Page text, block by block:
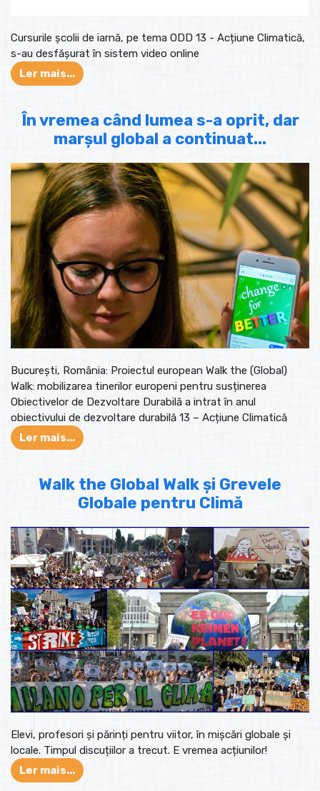
Cursurile școlii de iarnă, pe tema ODD 13 - Acțiune Climatică,
s-au desfășurat în sistem video online
Ler mais...
În vremea când lumea s-a oprit, dar
marșul global a continuat...
București, România: Proiectul european Walk the (Global)
Walk: mobilizarea tinerilor europeni pentru susținerea
Obiectivelor de Dezvoltare Durabilă a intrat în anul
obiectivului de dezvoltare durabilă 13 – Acțiune Climatică
Ler mais...
Walk the Global Walk și Grevele
Globale pentru Climă
Elevi, profesori și părinți pentru viitor, în mișcări globale și
locale. Timpul discuțiilor a trecut. E vremea acțiunilor!
Ler mais...